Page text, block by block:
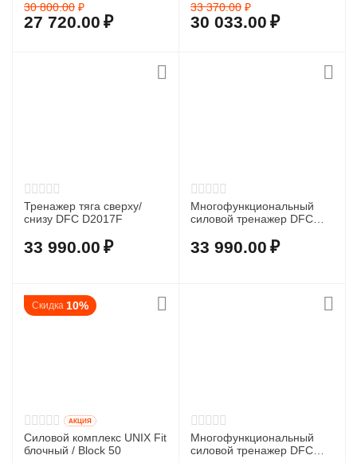
30 800.00 ₽
27 720.00 ₽
33 370.00 ₽
30 033.00 ₽
Тренажер тяга сверху/
снизу DFC D2017F
33 990.00 ₽
Многофункциональный
силовой тренажер DFC
33 990.00 ₽
Скидка 10%
AКЦИЯ
Силовой комплекс UNIX Fit
блочный / Block 50
Многофункциональный
силовой тренажер DFC